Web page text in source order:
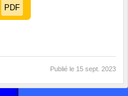
PDF
Publié le 15 sept. 2023